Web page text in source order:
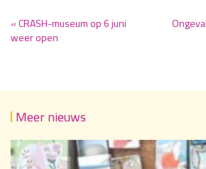
« CRASH-museum op 6 juni
weer open
Meer nieuws